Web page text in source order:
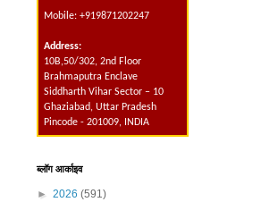
Mobile: +919871202247
Address:
10B,50/302, 2nd Floor
Brahmaputra Enclave
Siddharth Vihar Sector – 10
Ghaziabad, Uttar Pradesh
Pincode - 201009, INDIA
ब्लॉग आर्काइव
► 2026 (591)